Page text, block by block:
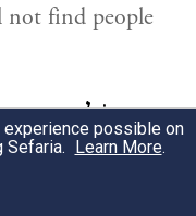
not find people
וְגַם גּוֹלֶה
אַתָּה מֵעִם
possible on
Sefaria. Learn More.